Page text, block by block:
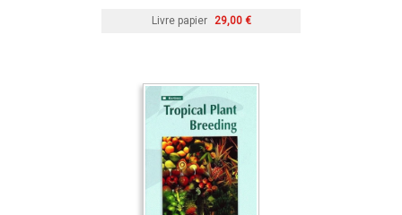
Livre papier 29,00 €